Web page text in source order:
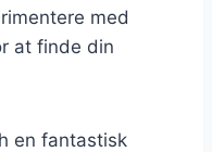
med
at finde din
en fantastisk